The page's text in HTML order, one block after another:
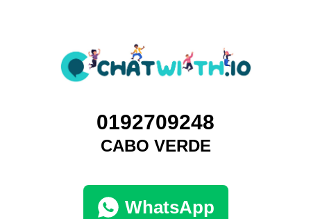
0192709248
CABO VERDE
WhatsApp